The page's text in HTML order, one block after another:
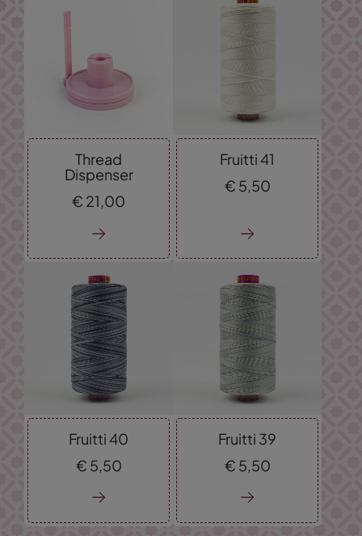
Thread
Dispenser
€ 21,00
Fruitti 41
€ 5,50
Fruitti 40
€ 5, 50
Fruitti 39
€ 5, 50